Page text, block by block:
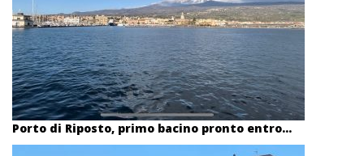
Porto di Riposto, primo bacino pronto entro...